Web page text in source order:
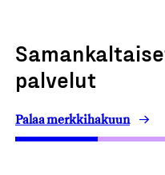
palvelut
Palaa merkkihakuun